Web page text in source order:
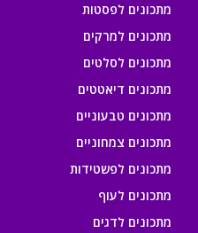
מתכונים לפסטות
מתכונים למרקים
מתכונים לסלטים
מתכונים דיאטטים
מתכונים טבעוניים
מתכונים צמחוניים
מתכונים לפשטידות
מתכונים לעוף
מתכונים לדגים